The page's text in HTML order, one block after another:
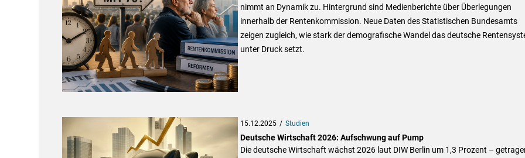
nimmt an Dynamik zu. Hintergrund sind Medienberichte über Überlegungen
innerhalb der Rentenkommission. Neue Daten des Statistischen Bundesamts
zeigen zugleich, wie stark der demografische Wandel das deutsche
unter Druck setzt.
15.12.2025 Studien
Deutsche Wirtschaft 2026: Aufschwung auf Pump
Die deutsche Wirtschaft wächst 2026 laut DIW Berlin um 1,3 Prozent –